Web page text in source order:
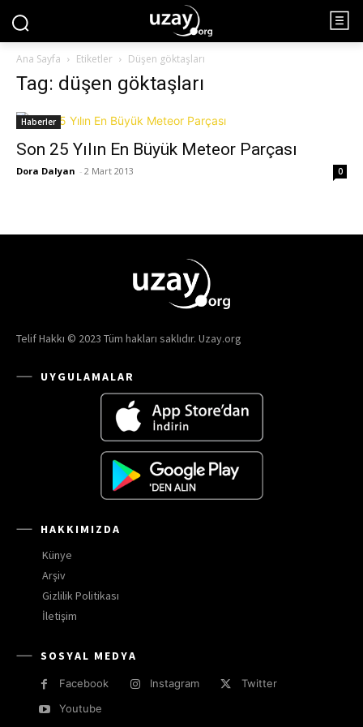
Ana Sayfa Etiketler Düşen göktaşları
Tag: düşen göktaşları
Haberler
Son 25 Yılın En Büyük Meteor Parçası
Dora Dalyan - 2 Mart 2013 0
Telif Hakkı © 2023 Tüm hakları saklıdır. Uzay.org
UYGULAMALAR
HAKKIMIZDA
Künye
Arşiv
Gizlilik Politikası
İletişim
SOSYAL MEDYA
Facebook Instagram
Twitter
Youtube